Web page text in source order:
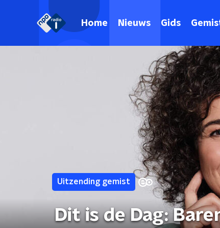
Home Nieuws Gids
Uitzending gemist
Dit is de Dag: